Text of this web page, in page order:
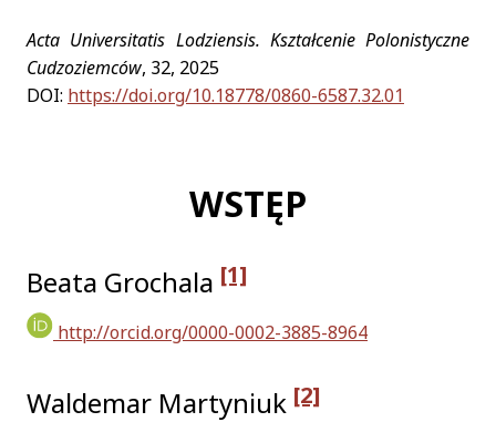
Acta Universitatis Lodziensis. Kształcenie Polonistyczne
Cudzoziemców, 32, 2025
DOI: https://doi.org/10.18778/0860-6587.32.01
WSTĘP
Beata Grochala [1]
http://orcid.org/0000-0002-3885-8964
Waldemar Martyniuk [2]